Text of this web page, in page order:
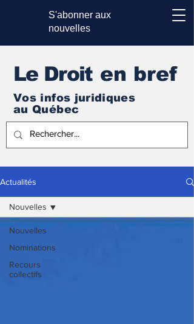
S'abonner aux
nouvelles
Le Droit en bref
Vos infos juridiques
au Québec
Actualités
Nouvelles
Nominations
Recours
collectifs
Nouvelles